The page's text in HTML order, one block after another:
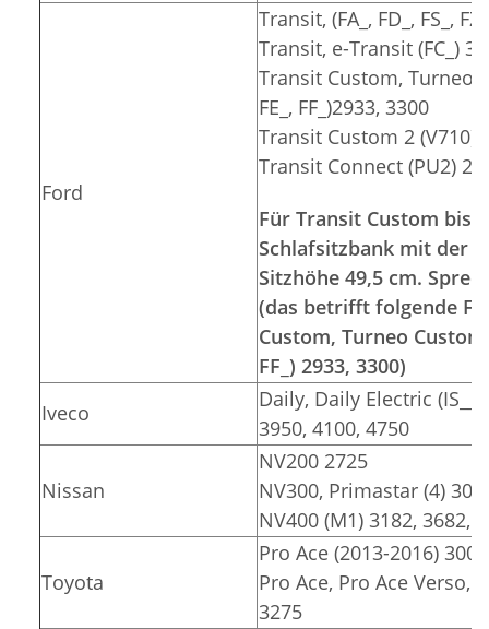
Ford
Transit, (FA_, FD_, FS_,
Transit, e-Transit (FC_)
Transit Custom, Turneo
FE_, FF_)2933, 3300
Transit Custom 2 (V710)
Transit Connect (PU2)
Für Transit Custom bis
Schlafsitzbank mit der
Sitzhöhe 49,5 cm.
(das betrifft folgende
Custom, Turneo Custom
FF_) 2933, 3300)
Iveco
Daily, Daily Electric
3950, 4100, 4750
Nissan
NV200 2725
NV300, Primastar (4)
NV400 (M1) 3182, 3682,
Toyota
Pro Ace (2013-2016)
Pro Ace, Pro Ace Verso,
3275